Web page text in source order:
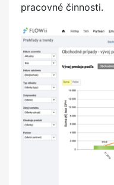
pracovné činnosti.